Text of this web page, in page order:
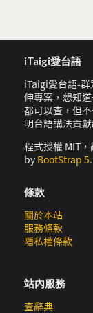
iTaigi愛台語
iTaigi愛台語-
伸專案，想知
都可以查，但
明台語講法貢
程式授權 MIT
by BootStrap 5.
條款
關於本站
服務條款
隱私權條款
站內服務
查辭典